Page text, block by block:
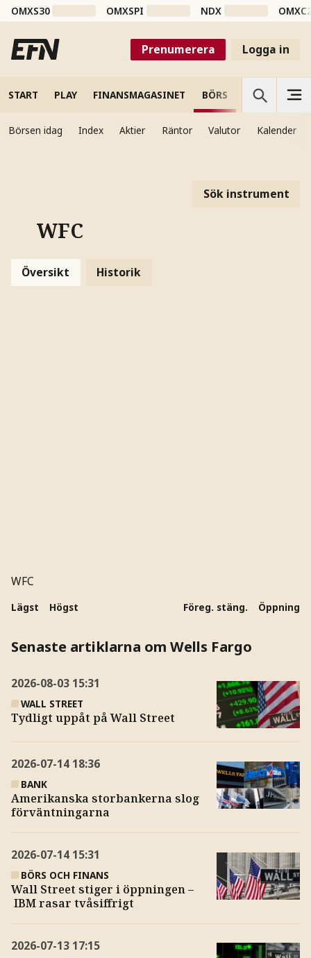
OMXS30 OMXSPI NDX
Prenumerera Logga in
START PLAY FINANSMAGASINET BÖRS VETENSKAP
Börsen idag Index Aktier Räntor Valutor Kalender
Sök instrument
WFC
Översikt Historik
WFC
Lägst Högst Föreg. stäng. Öppning
Senaste artiklarna om Wells Fargo
2026-08-03 15:31
WALL STREET
Tydligt uppåt på Wall Street
2026-07-14 18:36
BANK
Amerikanska storbankerna slog
förväntningarna
2026-07-14 15:31
BÖRS OCH FINANS
Wall Street stiger i öppningen –
IBM rasar tvåsiffrigt
2026-07-13 17:15